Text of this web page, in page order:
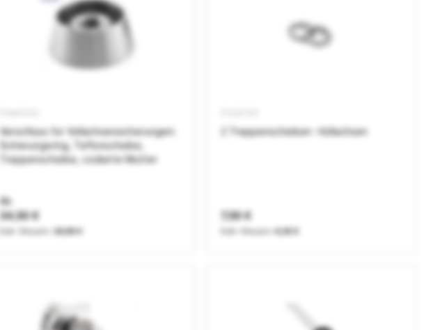
Verschluss für Vollachsensicherungen:
Sicherungsring, Teflonscheibe,
Treppenscheibe, codierte Mutter
Ab
34,50 €
28,99 €
2 Treppenscheiben -Vollachsen
7,50 €